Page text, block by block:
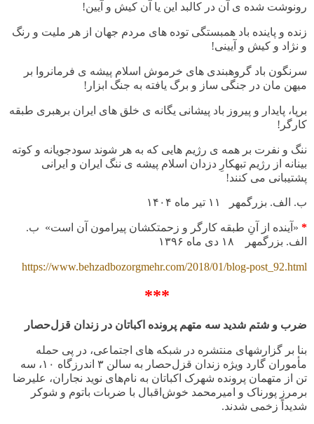
رونوشت شده ی آن در کالبد این یا آن کیش و آیین!
زنده و پاینده باد همبستگی توده های مردم جهان از هر ملیت و رنگ
و نژاد و کیش و آیینی!
سرنگون باد گروهبندی های خرموش اسلام پیشه ی فرمانروا بر
میهن مان در جنگی ساز و برگ یافته به جنگ ابزار!
برپا، پایدار و پیروز باد پیشانی یگانه ی خلق های ایران برهبری طبقه
کارگر!
ننگ و نفرت بر همه ی رژیم هایی که به هر شوند سودجویانه و کوته
بینانه از رژیم تبهکارِ دزدان اسلام پیشه ی ننگ ایران و ایرانی
پشتیبانی می کنند!
ب. الف. بزرگمهر ۱۱ تیر ماه ۱۴۰۴
* «آینده از آنِ طبقه کارگر و زحمتکشان پیرامون آن است» ب.
الف. بزرگمهر ۱۸ دی ماه ۱۳۹۶
https://www.behzadbozorgmehr.com/2018/01/blog-post_92.html
***
ضرب و شتم شدید سه متهم پرونده اکباتان در زندان قزل‌حصار
بنا بر گزارشهای منتشره در شبکه های اجتماعی، در پی حمله
مأموران گارد ویژه زندان قزل‌حصار به سالن ۳ اندرزگاه ۱۰، سه
تن از متهمان پرونده شهرک اکباتان به نام‌های نوید نجاران، علیرضا
برمرز پورناک و امیرمحمد خوش‌اقبال با ضربات باتوم و شوکر
شدیداً زخمی شدند.